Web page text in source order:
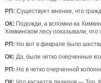
РП: Существует мнение, что
ОК: Подожди, а вспомни-ка
Химкинском лесу показывали,
РП: Но вот в феврале было
ОК: Да, были четко очерченные
РП: Но в четко очерченной